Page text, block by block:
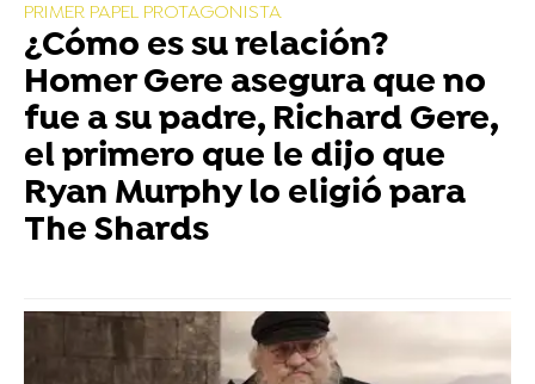
PRIMER PAPEL PROTAGONISTA
¿Cómo es su relación?
Homer Gere asegura que no
fue a su padre, Richard Gere,
el primero que le dijo que
Ryan Murphy lo eligió para
The Shards